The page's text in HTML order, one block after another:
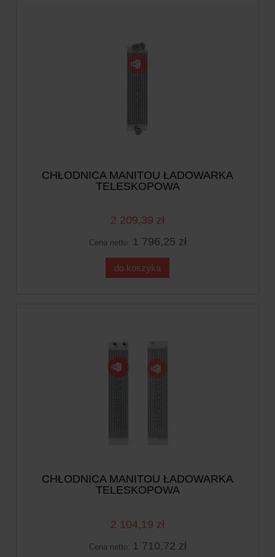
CHŁODNICA MANITOU ŁADOWARKA
TELESKOPOWA
2 209,39 zł
Cena netto: 1 796,25 zł
do koszyka
CHŁODNICA MANITOU ŁADOWARKA
TELESKOPOWA
2 104,19 zł
Cena netto: 1 710,72 zł